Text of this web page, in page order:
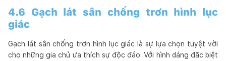
4.6 Gạch lát sân chống trơn hình lục
giác
Gạch lát sân chống trơn hình lục giác là sự lựa chọn tuyệt vời
cho những gia chủ ưa thích sự độc đáo. Với hình dáng đặc biệt